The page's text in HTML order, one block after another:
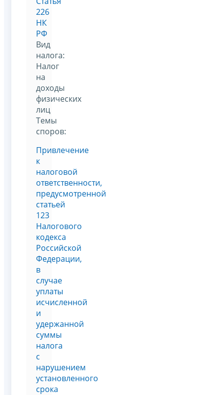
226
НК
РФ
Вид
налога:
Налог
на
доходы
физических
лиц
Темы
споров:
Привлечение
к
налоговой
ответственности,
предусмотренной
статьей
123
Налогового
кодекса
Российской
Федерации,
в
случае
уплаты
исчисленной
и
удержанной
суммы
налога
с
нарушением
установленного
срока